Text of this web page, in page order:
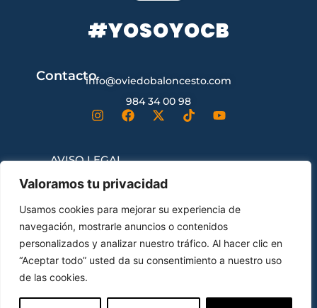
Valoramos tu privacidad
Usamos cookies para mejorar su experiencia de
navegación, mostrarle anuncios o contenidos
personalizados y analizar nuestro tráfico. Al hacer clic en
“Aceptar todo” usted da su consentimiento a nuestro uso
de las cookies.
#YOSOYOCB
Contactoinfo@oviedobaloncesto.com
984 34 00 98
AVISO LEGAL
CONTRATACIÓN
ENVÍOS Y DEVOLUCIONES